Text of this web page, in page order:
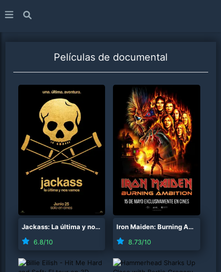
Películas de documental
Jackass: La última y nos vamos (2026)
6.8/10
Iron Maiden: Burning Ambition
8.73/10